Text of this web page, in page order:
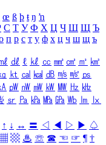
œ ß þ ŧ ŋ ŉ
С Т У Ф Х Ц Ч Ш Щ Ъ
п р с т у ф х ц ч ш щ ъ
㎗ ℓ ㎘ ㏄ ㎣ ㎤ ㎥ ㎦
㏏ ㎈ ㎉ ㏈ ㎧ ㎨ ㎰
㎺ ㎻ ㎽ ㎾ ㎿ ㎐ ㎑
㏛ ㎩ ㎪ ㎫ ㎬ ㏝ ㏐
㏓
↑ ↓ ↔ 〓 ◁ ◀ ▷ ▶ ♤
▩ ♨ ☏ ☎ ☜ ☞ ¶ †